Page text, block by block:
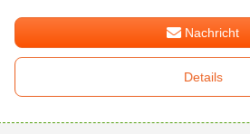
Nachricht
Details